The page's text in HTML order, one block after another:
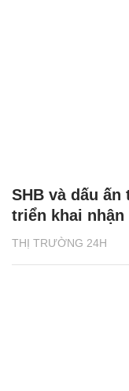
THỊ TRƯỜNG 24H
SHB và dấu
triển khai nhận